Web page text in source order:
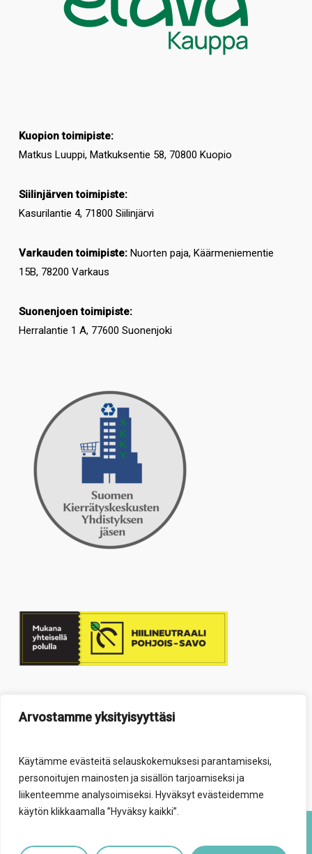
Arvostamme yksityisyyttäsi
Käytämme evästeitä selauskokemuksesi parantamiseksi,
personoitujen mainosten ja sisällön tarjoamiseksi ja
liikenteemme analysoimiseksi. Hyväksyt evästeidemme
käytön klikkaamalla ”Hyväksy kaikki”.
Kuopion toimipiste:
Matkus Luuppi, Matkuksentie 58, 70800 Kuopio
Siilinjärven toimipiste:
Kasurilantie 4, 71800 Siilinjärvi
Varkauden toimipiste:Nuorten paja, Käärmeniementie
15B, 78200 Varkaus
Suonenjoen toimipiste:
Herralantie 1 A, 77600 Suonenjoki